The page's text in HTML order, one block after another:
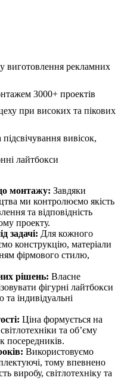
виготовлення рекламних
3000+ проектів
при високих та пікових
вивісок,
лайтбокси
монтажу: Завдяки
ми контролюємо якість
та відповідність
проекту.
задачі: Для кожного
конструкцію, матеріали
фірмового стилю,
рішень: Власне
фігурні лайтбокси
індивідуальні
Ціна формується на
та об’єму
посередників.
Використовуємо
тому впевнено
виробу, світлотехніку та